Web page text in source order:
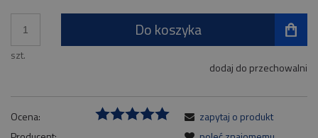
szt.
Do koszyka
dodaj do przechowalni
Ocena:
zapytaj o produkt